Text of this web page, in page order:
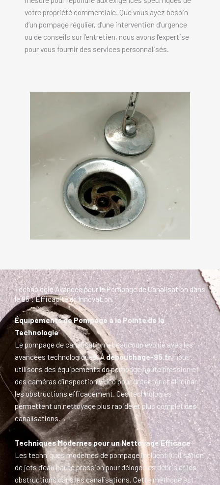
votre propriété commerciale. Que vous ayez besoin
d’un pompage régulier, d’une intervention d’urgence
ou de conseils sur l’entretien, nous avons l’expertise
pour vous fournir des services personnalisés.
Technologie Avancée pour le Pompage de Canalisation dans
le 95 : Efficacité et Innovation
Équipements de Pompage à la Pointe de la
Technologie
Le pompage de canalisation a beaucoup évolué avec les
avancées technologiques. Àdebouchage-95.fr, nous
utilisons des équipements de pompage haute pression et
des caméras d’inspection vidéo pour détecter et éliminer
les obstructions efficacement. Ces technologies
permettent un nettoyage plus rapide et plus complet des
canalisations.
Techniques Modernes pour un Nettoyage Efficace
Les techniques modernes de pompage incluent l’utilisation
de jets d’eau haute pression pour déloger les débris et les
obstructions dans les canalisations. Cette méthode est